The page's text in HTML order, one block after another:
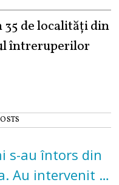
de localități din
întreruperilor
s-au întors din
Au intervenit la